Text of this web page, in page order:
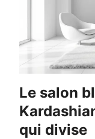
Le salon
qui divise